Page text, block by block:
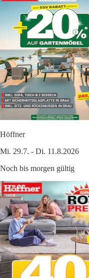
Höffner
Mi. 29.7. - Di. 11.8.2026
Noch bis morgen gültig